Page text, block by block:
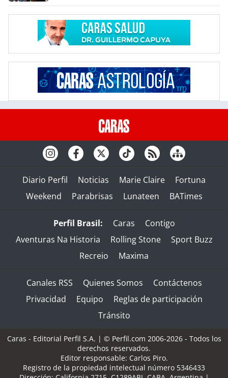
Diario Perfil Noticias Marie Claire
Fortuna
Weekend
Parabrisas Lunateen BATimes
Perfil Brasil: Caras
Contigo
Aventuras Na Historia
Rolling Stone
Sport Buzz
Recreio
Maxima
Canales RSS Quienes Somos
Contáctenos
Privacidad
Equipo
Reglas de participación
Tránsito
Caras - Editorial Perfil S.A. | © Perfil.com 2006-2026 - Todos los
derechos reservados.
Editor responsable: Carlos Piro.
Registro de la propiedad intelectual número 5346433